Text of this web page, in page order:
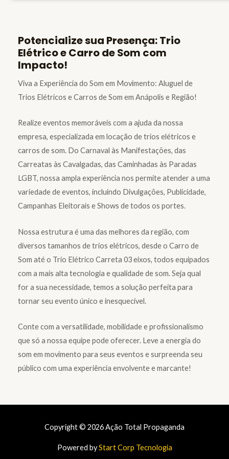
Potencialize sua Presença: Trio
Elétrico e Carro de Som com
Impacto!
Viva a Experiência do Som em Movimento: Aluguel de
Trios Elétricos e Carros de Som em Anápolis e Região!
Realize eventos memoráveis com a ajuda da nossa
empresa, especializada em locação de trios elétricos e
carros de som. Do Carnaval às Manifestações, das
Carreatas às Cavalgadas, das Caminhadas às Paradas
LGBT, nossa ampla experiência nos permite atender a uma
variedade de eventos, incluindo Divulgações, Publicidade,
Campanhas Eleitorais e Shows de todos os portes.
Nossa estrutura é uma das melhores da região, com
diversos tamanhos de trios elétricos, desde o Carro de
Som até o Trio Elétrico Carreta 03 eixos, todos equipados
com a mais alta tecnologia e qualidade de som. Seja qual
for a sua necessidade, temos a solução perfeita para
tornar seu evento único e inesquecível.
Conte com a versatilidade, mobilidade e profissionalismo
que só a nossa equipe pode oferecer. Leve a energia do
som em movimento para seus eventos e surpreenda seu
público com uma experiência envolvente e marcante!
Copyright © 2026 Ação Total Propaganda
Powered byStart Corp Tecnologia